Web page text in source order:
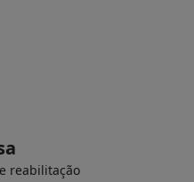
reabilitação